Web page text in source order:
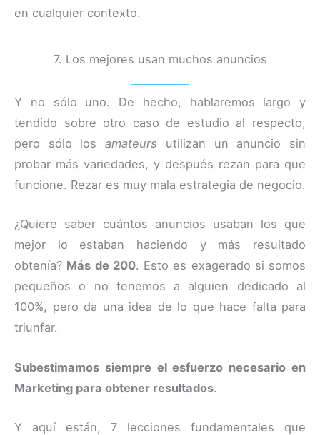
en cualquier contexto.
7. Los mejores usan muchos anuncios
Y no sólo uno. De hecho, hablaremos largo y
tendido sobre otro caso de estudio al respecto,
pero sólo losamateurs utilizan un anuncio sin
probar más variedades, y después rezan para que
funcione. Rezar es muy mala estrategia de negocio.
¿Quiere saber cuántos anuncios usaban los que
mejor lo estaban haciendo y más resultado
obtenía? Más de 200. Esto es exagerado si somos
pequeños o no tenemos a alguien dedicado al
100%, pero da una idea de lo que hace falta para
triunfar.
Subestimamos siempre el esfuerzo necesario en
Marketing para obtener resultados.
Y aquí están, 7 lecciones fundamentales que